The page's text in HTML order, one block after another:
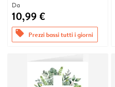
Da
10,99 €
offers Prezzi bassi tutti i giorni